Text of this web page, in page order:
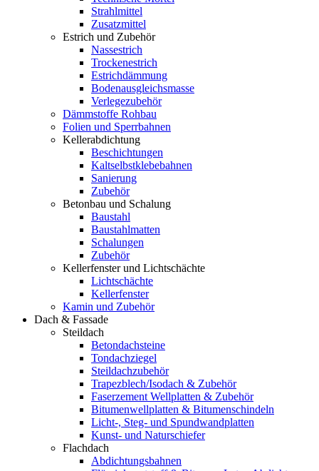
Strahlmittel
Zusatzmittel
Estrich und Zubehör
Nassestrich
Trockenestrich
Estrichdämmung
Bodenausgleichsmasse
Verlegezubehör
Dämmstoffe Rohbau
Folien und Sperrbahnen
Kellerabdichtung
Beschichtungen
Kaltselbstklebebahnen
Sanierung
Zubehör
Betonbau und Schalung
Baustahl
Baustahlmatten
Schalungen
Zubehör
Kellerfenster und Lichtschächte
Lichtschächte
Kellerfenster
Kamin und Zubehör
Dach & Fassade
Steildach
Betondachsteine
Tondachziegel
Steildachzubehör
Trapezblech/Isodach & Zubehör
Faserzement Wellplatten & Zubehör
Bitumenwellplatten & Bitumenschindeln
Licht-, Steg- und Spundwandplatten
Kunst- und Naturschiefer
Flachdach
Abdichtungsbahnen